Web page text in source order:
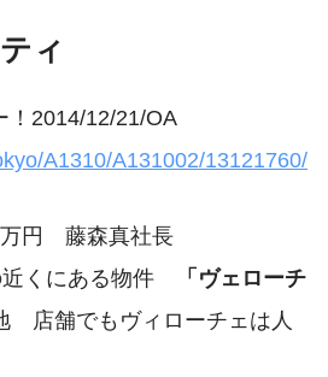
ィ
！2014/12/21/OA
A1310/A131002/13121760/
万円 藤森真社長
近くにある物件
「ヴェローチ
店舗でもヴィローチェは人